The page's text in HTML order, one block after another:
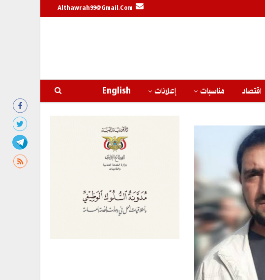
Althawrah99@gmail.com
اقتصاد مناسبات إعلانات English